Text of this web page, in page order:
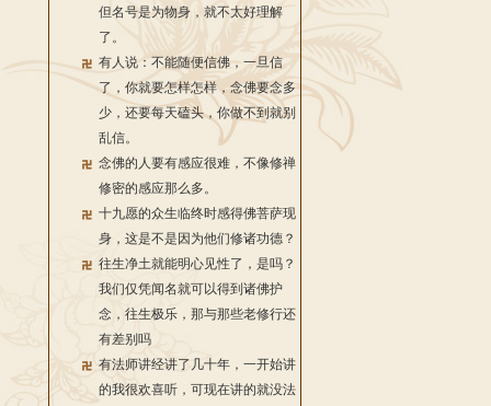
但名号是为物身，就不太好理解
了。
有人说：不能随便信佛，一旦信
了，你就要怎样怎样，念佛要念多
少，还要每天磕头，你做不到就别
乱信。
念佛的人要有感应很难，不像修禅
修密的感应那么多。
十九愿的众生临终时感得佛菩萨现
身，这是不是因为他们修诸功德？
往生净土就能明心见性了，是吗？
我们仅凭闻名就可以得到诸佛护
念，往生极乐，那与那些老修行还
有差别吗
有法师讲经讲了几十年，一开始讲
的我很欢喜听，可现在讲的就没法